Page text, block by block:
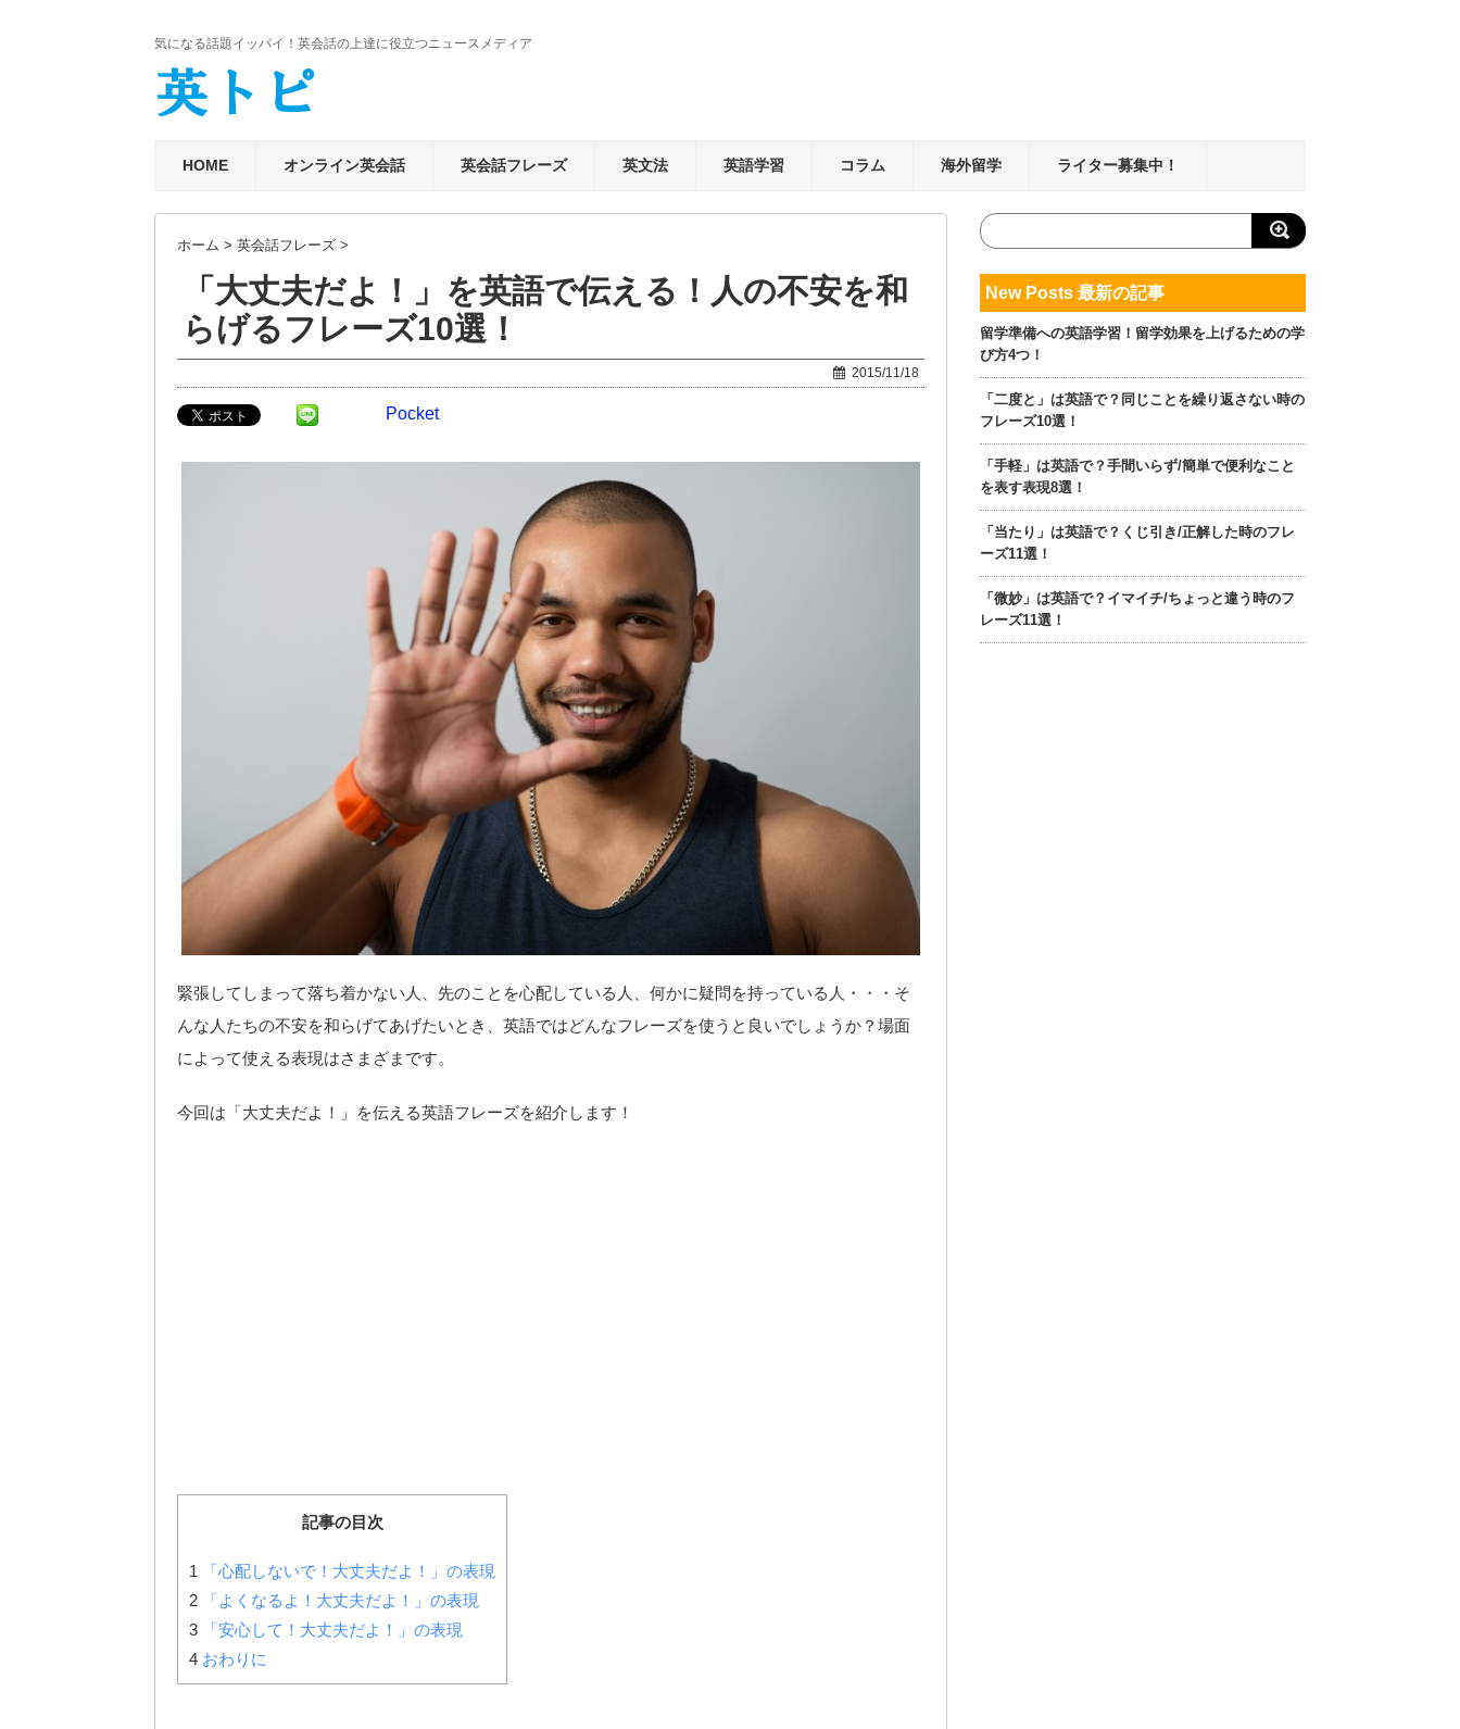
気になる話題イッパイ！英会話の上達に役立つニュースメディア
HOME オンライン英会話 英会話フレーズ 英文法 英語学習 コラム 海外留学 ライター募集中！
ホーム > 英会話フレーズ >
「大丈夫だよ！」を英語で伝える！人の不安を和
らげるフレーズ10選！
2015/11/18
Pocket
緊張してしまって落ち着かない人、先のことを心配している人、何かに疑問を持っている人・・・そ
んな人たちの不安を和らげてあげたいとき、英語ではどんなフレーズを使うと良いでしょうか？場面
によって使える表現はさまざまです。
今回は「大丈夫だよ！」を伝える英語フレーズを紹介します！
記事の目次
1 「心配しないで！大丈夫だよ！」の表現
2 「よくなるよ！大丈夫だよ！」の表現
3 「安心して！大丈夫だよ！」の表現
4 おわりに
New Posts 最新の記事
留学準備への英語学習！留学効果を上げるための学
び方4つ！
「二度と」は英語で？同じことを繰り返さない時の
フレーズ10選！
「手軽」は英語で？手間いらず/簡単で便利なこと
を表す表現8選！
「当たり」は英語で？くじ引き/正解した時のフレ
ーズ11選！
「微妙」は英語で？イマイチ/ちょっと違う時のフ
レーズ11選！